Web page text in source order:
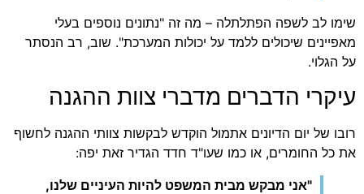
שימו לב לשפה הפתלתלה – מה זה "נתונים נוספים בעלי
מאפיינים שיכולים ללמד על יכולות המערכת". שוב, רב הנסתר
על הגלוי.
עיקרי הדברים מדברי צוות ההגנה
רובו של יום הדיונים אתמול הוקדש לבקשות צוותי ההגנה לחשוף
את כל החומרים, או כמו שעו"ד חדד הגדיר זאת יפה:
"אני מבקש מבית המשפט להיות העיניים שלנו,